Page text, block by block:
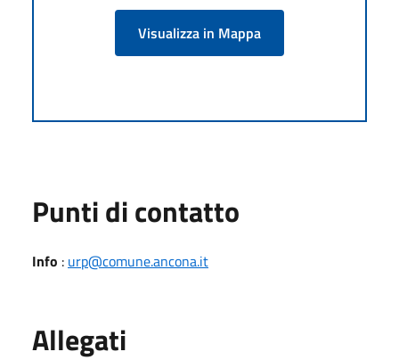
Visualizza in Mappa
Punti di contatto
Info : urp@comune.ancona.it
Allegati